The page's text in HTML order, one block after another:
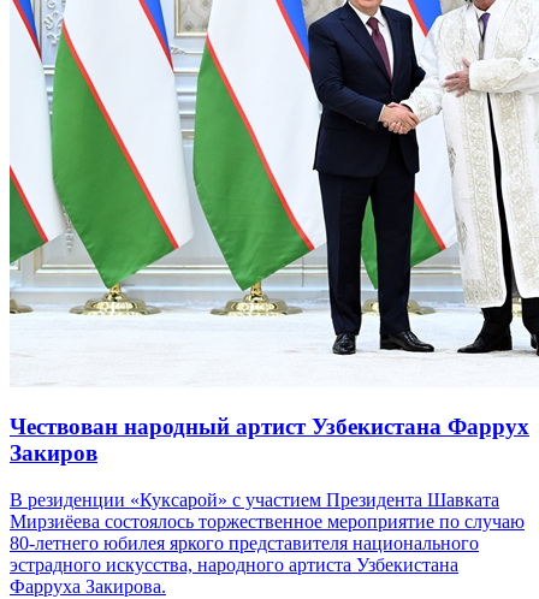
Чествован народный артист Узбекистана Фаррух
Закиров
В резиденции «Куксарой» с участием Президента Шавката
Мирзиёева состоялось торжественное мероприятие по случаю
80-летнего юбилея яркого представителя национального
эстрадного искусства, народного артиста Узбекистана
Фарруха Закирова.